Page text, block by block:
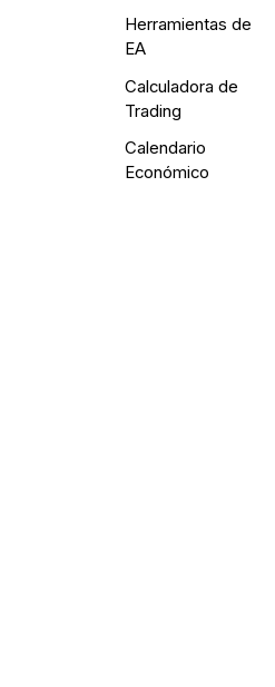
Herramientas de
EA
Calculadora de
Trading
Calendario
Económico